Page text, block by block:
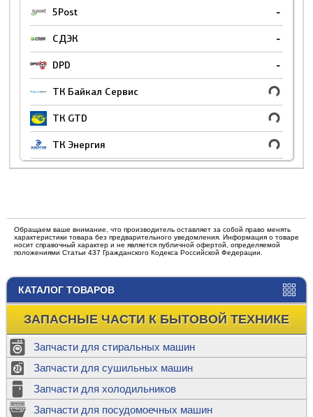
КАТАЛОГ ТОВАРОВ
ЗАПАСНЫЕ ЧАСТИ К БЫТОВОЙ ТЕХНИКЕ
Запчасти для стиральных машин
Запчасти для сушильных машин
Запчасти для холодильников
Запчасти для посудомоечных машин
5Post -
СДЭК -
DPD -
ТК Байкал Сервис
ТК GTD
ТК Энергия
Обращаем ваше внимание, что производитель оставляет за собой право менять
характеристики товара без предварительного уведомления. Информация о товаре
носит справочный характер и не является публичной офертой, определяемой
положениями Статьи 437 Гражданского Кодекса Российской Федерации.